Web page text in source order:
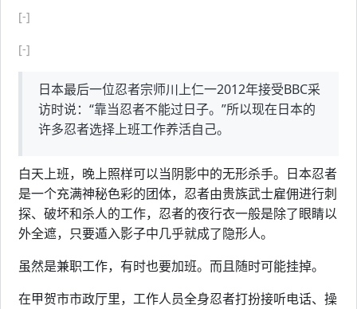
[-]
[-]
日本最后一位忍者宗师川上仁一2012年接受BBC采
访时说：“靠当忍者不能过日子。”所以现在日本的
许多忍者选择上班工作养活自己。
白天上班，晚上照样可以当阴影中的无形杀手。日本忍者
是一个充满神秘色彩的团体，忍者由贵族武士雇佣进行刺
探、破坏和杀人的工作，忍者的夜行衣一般是除了眼睛以
外全遮，只要遁入影子中几乎就成了隐形人。
虽然是兼职工作，有时也要加班。而且随时可能挂掉。
在甲贺市市政厅里，工作人员全身忍者打扮接听电话、操